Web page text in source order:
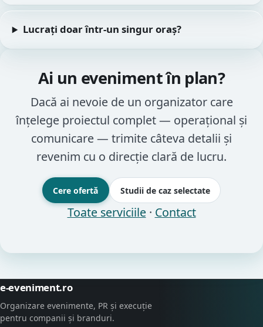
Lucrați doar într-un singur oraș?
Ai un eveniment în plan?
Dacă ai nevoie de un organizator care
înțelege proiectul complet — operațional și
comunicare — trimite câteva detalii și
revenim cu o direcție clară de lucru.
Cere ofertă Studii de caz selectate
Toate serviciile · Contact
e-eveniment.ro
Organizare evenimente, PR și execuție
pentru companii și branduri.